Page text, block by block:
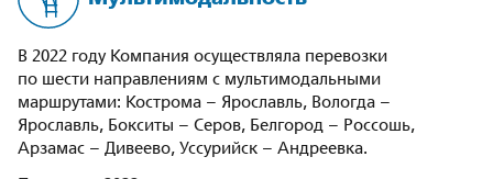
В 2022 году Компания осуществляла перевозки
по шести направлениям с мультимодальными
маршрутами: Кострома – Ярославль, Вологда –
Ярославль, Бокситы – Серов, Белгород – Россошь,
Арзамас – Дивеево, Уссурийск – Андреевка.